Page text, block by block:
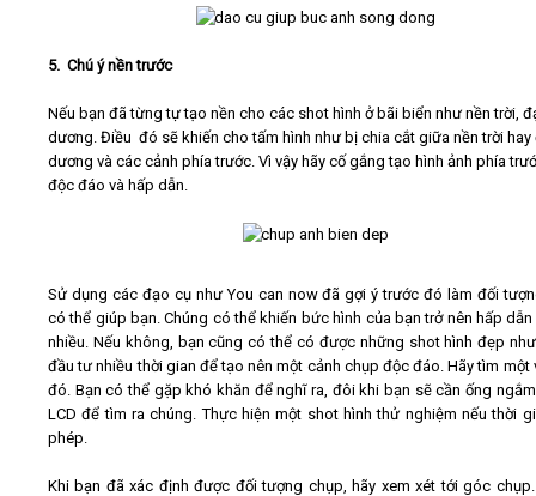
5. Chú ý nền trước
Nếu bạn đã từng tự tạo nền cho các shot hình ở bãi biển như nền trời,
dương. Điều đó sẽ khiến cho tấm hình như bị chia cắt giữa nền trời hay
dương và các cảnh phía trước. Vì vậy hãy cố gắng tạo hình ảnh phía
độc đáo và hấp dẫn.
Sử dụng các đạo cụ như You can now đã gợi ý trước đó làm đối
có thể giúp bạn. Chúng có thể khiến bức hình của bạn trở nên hấp dẫn
nhiều. Nếu không, bạn cũng có thể có được những shot hình đẹp
đầu tư nhiều thời gian để tạo nên một cảnh chụp độc đáo. Hãy tìm một
đó. Bạn có thể gặp khó khăn để nghĩ ra, đôi khi bạn sẽ cần ống
LCD để tìm ra chúng. Thực hiện một shot hình thử nghiệm nếu thời
phép.
Khi bạn đã xác định được đối tượng chụp, hãy xem xét tới góc